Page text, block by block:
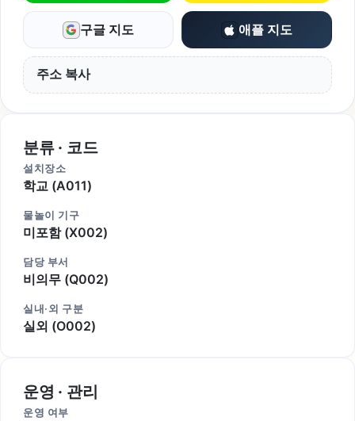
구글 지도 애플 지도
주소 복사
분류 · 코드
설치장소
학교 (A011)
물놀이 기구
미포함 (X002)
담당 부서
비의무 (Q002)
실내·외 구분
실외 (O002)
운영 · 관리
운영 여부